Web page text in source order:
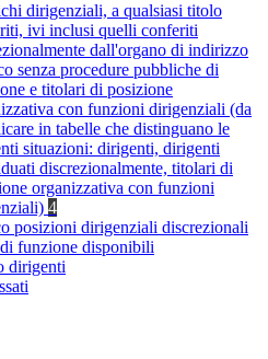
dirigenziali, a qualsiasi titolo
ivi inclusi quelli conferiti
dall'organo di indirizzo
senza procedure pubbliche di
e titolari di posizione
con funzioni dirigenziali (da
in tabelle che distinguano le
situazioni: dirigenti, dirigenti
discrezionalmente, titolari di
organizzativa con funzioni
4
posizioni dirigenziali discrezionali
funzione disponibili
dirigenti